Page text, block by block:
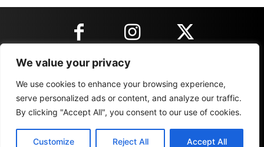
We value your privacy
We use cookies to enhance your browsing experience,
serve personalized ads or content, and analyze our traffic.
By clicking "Accept All", you consent to our use of cookies.
Customize Reject All Accept All
KONTAKT INFORMACIJE
IMPRESSUM MARKETING REZULTATI